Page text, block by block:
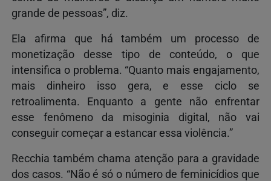
grande de pessoas”, diz.
Ela afirma que há também um processo de
monetização desse tipo de conteúdo, o que
intensifica o problema. “Quanto mais engajamento,
mais dinheiro isso gera, e esse ciclo se
retroalimenta. Enquanto a gente não enfrentar
esse fenômeno da misoginia digital, não vai
conseguir começar a estancar essa violência.”
Recchia também chama atenção para a gravidade
dos casos. “Não é só o número de feminicídios que